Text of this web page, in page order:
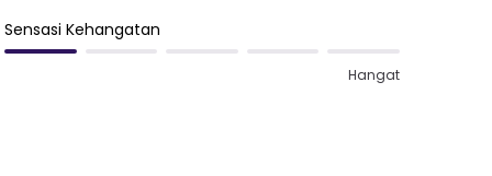
Sensasi Kehangatan
Hangat